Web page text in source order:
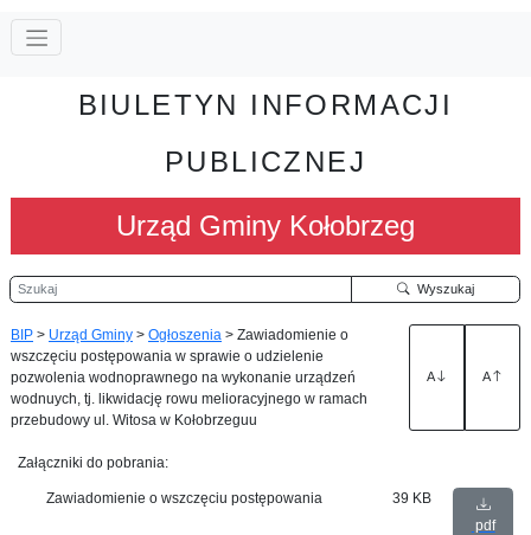
BIULETYN INFORMACJI
PUBLICZNEJ
Urząd Gminy Kołobrzeg
Szukaj Wyszukaj
BIP > Urząd Gminy > Ogłoszenia > Zawiadomienie o
wszczęciu postępowania w sprawie o udzielenie
pozwolenia wodnoprawnego na wykonanie urządzeń
wodnuych, tj. likwidację rowu melioracyjnego w ramach
przebudowy ul. Witosa w Kołobrzeguu
A A
Załączniki do pobrania:
Zawiadomienie o wszczęciu postępowania
39 KB
pdf